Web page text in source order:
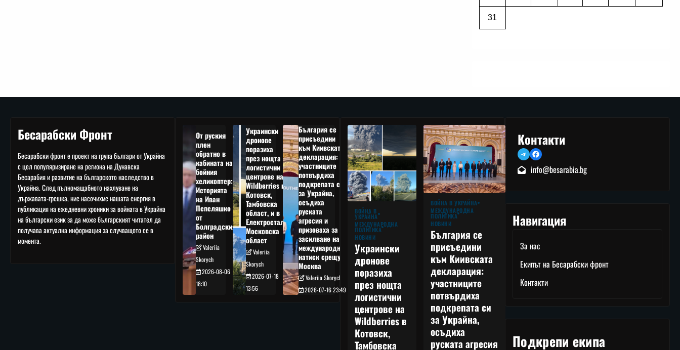
31
Бесарабски Фронт
Бесарабски фронт е проект на група българи от Украйна
с цел популяризиране на региона на Дунавска
Бесарабия и развитие на българското наследство в
Украйна. След пълномащабното нахлуване на
държавата-грешка, ние насочихме нашата енергия в
публикация на ежедневни хроники за войната в Украйна
на български език за да може българският читател да
получава актуална информация за случващото се в
момента.
От руския
плен
обратно в
кабината на
бойния
хеликоптер:
Историята
на Иван
Пепеляшко
от
Болградския
район
Valeriia
Skorych
2026-08-06
18:10
Украински
дронове
поразиха
през нощта
логистични
центрове на
Wildberries в
Котовск,
Тамбовска
област, и в
Електростал,
Московска
област
Valeriia
Skorych
2026-07-18
13:56
България се
присъедини
към Киивската
декларация:
участниците
потвърдиха
подкрепата си
за Украйна,
осъдиха
руската
агресия и
призоваха за
засилване на
международния
натиск срещу
Москва
Valeriia Skorych
2026-07-16 23:49
ВОЙНА В
УКРАЙНА
МЕЖДУНАРОДНА
ПОЛИТИКА
НОВИНИ
Украински
дронове
поразиха
през нощта
логистични
центрове на
Wildberries в
Котовск,
Тамбовска
ВОЙНА В УКРАЙНА
МЕЖДУНАРОДНА
ПОЛИТИКА
НОВИНИ
България се
присъедини
към Киивската
декларация:
участниците
потвърдиха
подкрепата си
за Украйна,
осъдиха
руската агресия
Контакти
TelegramFacebook
info@besarabia.bg
Навигация
За нас
Екипът на Бесарабски фронт
Контакти
Подкрепи екипа